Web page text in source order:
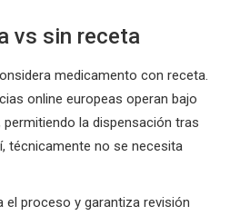
vs sin receta
medicamento con receta.
online europeas operan bajo
la dispensación tras
técnicamente no se necesita
el proceso y garantiza revisión